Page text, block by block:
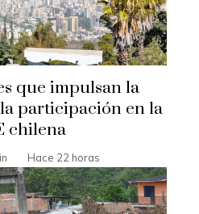
que impulsan la
participación en la
chilena
Hace 22 horas